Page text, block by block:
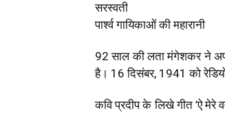
सरस्वती
पार्श्व गायिकाओं की महारानी
92 साल की लता मंगेशकर ने
है। 16 दिसंबर, 1941 को
कवि प्रदीप के लिखे गीत ’ऐ